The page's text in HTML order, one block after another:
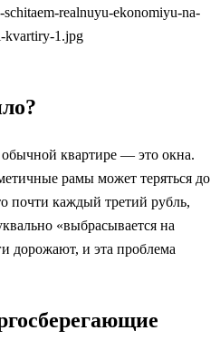
квартире — это окна.
рамы может теряться до
почти каждый третий рубль,
«выбрасывается на
дорожают, и эта проблема